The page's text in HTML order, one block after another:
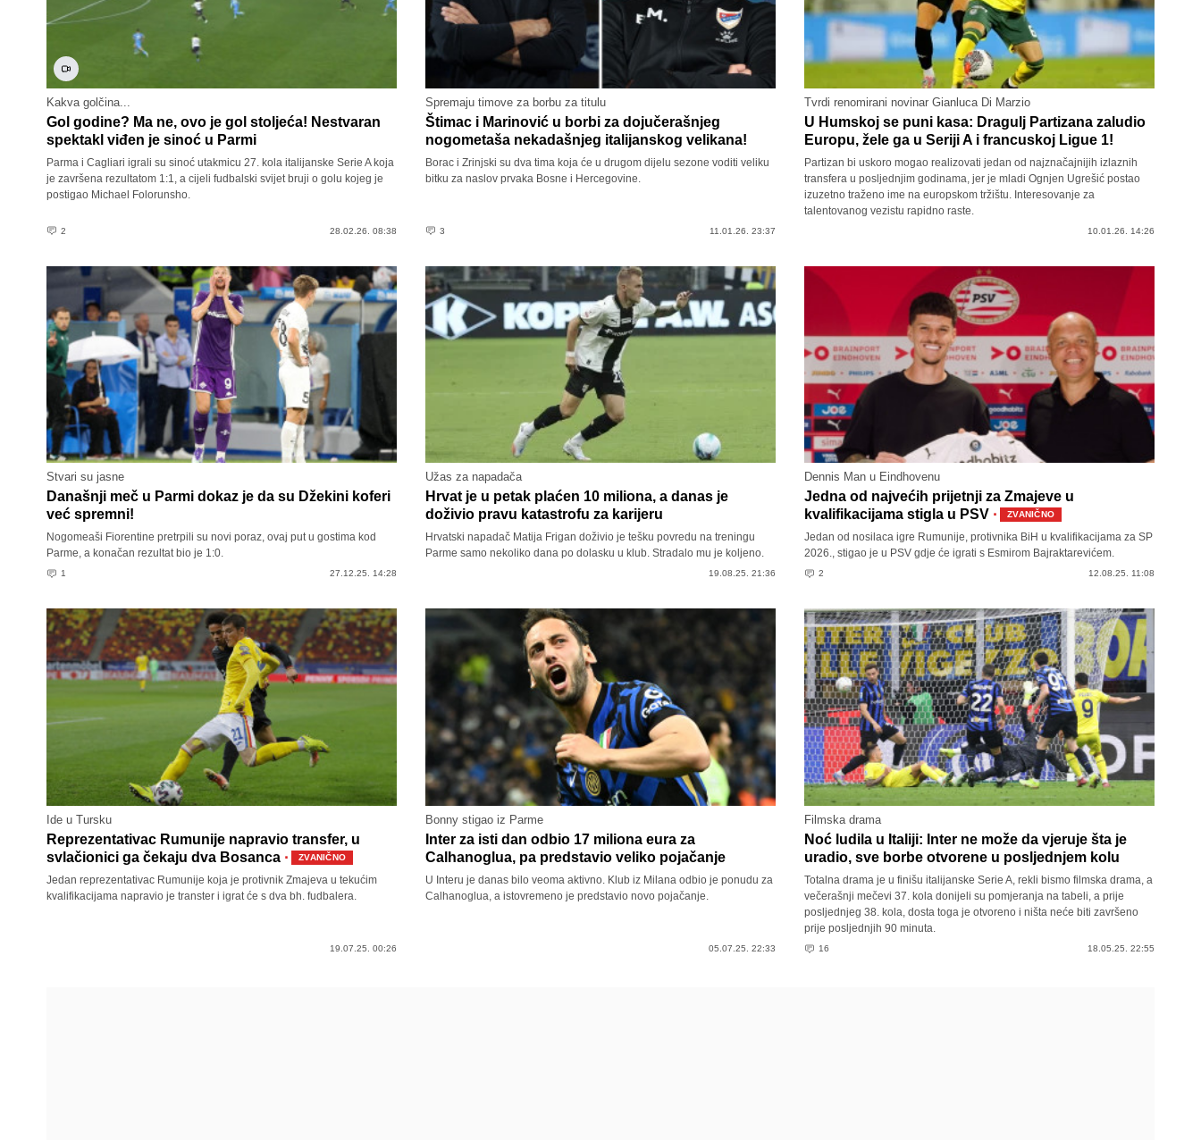
Kakva golčina...
Gol godine? Ma ne, ovo je gol stoljeća! Nestvaran
spektakl viđen je sinoć u Parmi
Parma i Cagliari igrali su sinoć utakmicu 27. kola italijanske Serie A koja
je završena rezultatom 1:1, a cijeli fudbalski svijet bruji o golu kojeg je
postigao Michael Folorunsho.
2 28.02.26. 08:38
Spremaju timove za borbu za titulu
Štimac i Marinović u borbi za dojučerašnjeg
nogometaša nekadašnjeg italijanskog velikana!
Borac i Zrinjski su dva tima koja će u drugom dijelu sezone voditi veliku
bitku za naslov prvaka Bosne i Hercegovine.
3 11.01.26. 23:37
Tvrdi renomirani novinar Gianluca Di Marzio
U Humskoj se puni kasa: Dragulj Partizana zaludio
Europu, žele ga u Seriji A i francuskoj Ligue 1!
Partizan bi uskoro mogao realizovati jedan od najznačajnijih izlaznih
transfera u posljednjim godinama, jer je mladi Ognjen Ugrešić postao
izuzetno traženo ime na europskom tržištu. Interesovanje za
talentovanog vezistu rapidno raste.
10.01.26. 14:26
Stvari su jasne
Današnji meč u Parmi dokaz je da su Džekini koferi
već spremni!
Nogomeaši Fiorentine pretrpili su novi poraz, ovaj put u gostima kod
Parme, a konačan rezultat bio je 1:0.
1 27.12.25. 14:28
Užas za napadača
Hrvat je u petak plaćen 10 miliona, a danas je
doživio pravu katastrofu za karijeru
Hrvatski napadač Matija Frigan doživio je tešku povredu na treningu
Parme samo nekoliko dana po dolasku u klub. Stradalo mu je koljeno.
19.08.25. 21:36
Dennis Man u Eindhovenu
Jedna od najvećih prijetnji za Zmajeve u
kvalifikacijama stigla u PSV · ZVANIČNO
Jedan od nosilaca igre Rumunije, protivnika BiH u kvalifikacijama za SP
2026., stigao je u PSV gdje će igrati s Esmirom Bajraktarevićem.
2 12.08.25. 11:08
Ide u Tursku
Reprezentativac Rumunije napravio transfer, u
svlačionici ga čekaju dva Bosanca · ZVANIČNO
Jedan reprezentativac Rumunije koja je protivnik Zmajeva u tekućim
kvalifikacijama napravio je transter i igrat će s dva bh. fudbalera.
19.07.25. 00:26
Bonny stigao iz Parme
Inter za isti dan odbio 17 miliona eura za
Calhanoglua, pa predstavio veliko pojačanje
U Interu je danas bilo veoma aktivno. Klub iz Milana odbio je ponudu za
Calhanoglua, a istovremeno je predstavio novo pojačanje.
05.07.25. 22:33
Filmska drama
Noć ludila u Italiji: Inter ne može da vjeruje šta je
uradio, sve borbe otvorene u posljednjem kolu
Totalna drama je u finišu italijanske Serie A, rekli bismo filmska drama, a
večerašnji mečevi 37. kola donijeli su pomjeranja na tabeli, a prije
posljednjeg 38. kola, dosta toga je otvoreno i ništa neće biti završeno
prije posljednjih 90 minuta.
16 18.05.25. 22:55